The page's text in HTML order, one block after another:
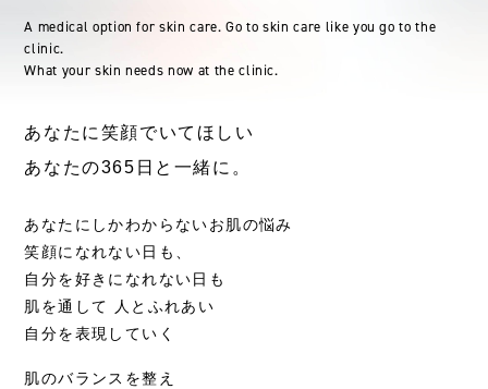
A medical option for skin care. Go to skin care like you go to the
clinic.
What your skin needs now at the clinic.
あなたに笑顔でいてほしい
あなたの365日と一緒に。
あなたにしかわからないお肌の悩み
笑顔になれない日も、
自分を好きになれない日も
肌を通して 人とふれあい
自分を表現していく
肌のバランスを整え